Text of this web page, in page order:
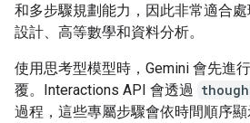
和多步驟規劃能力，因此非常適合
設計、高等數學和資料分析。
使用思考型模型時，Gemini 會先進
覆。Interactions API 會透過
過程，這些專屬步驟會依時間順序顯